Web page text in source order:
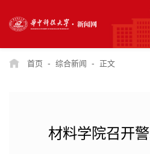
首页 - 综合新闻 - 正文
材料学院召开